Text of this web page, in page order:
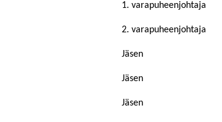
1. varapuheenjohtaja
2. varapuheenjohtaja
Jäsen
Jäsen
Jäsen